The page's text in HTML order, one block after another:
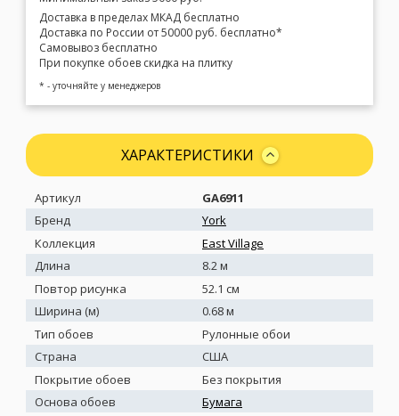
Доставка в пределах МКАД бесплатно
Доставка по России от 50000 руб. бесплатно*
Самовывоз бесплатно
При покупке обоев скидка на плитку
* - уточняйте у менеджеров
ХАРАКТЕРИСТИКИ
Артикул
GA6911
Бренд
York
Коллекция
East Village
Длина
8.2 м
Повтор рисунка
52.1 см
Ширина (м)
0.68 м
Тип обоев
Рулонные обои
Страна
США
Покрытие обоев
Без покрытия
Основа обоев
Бумага